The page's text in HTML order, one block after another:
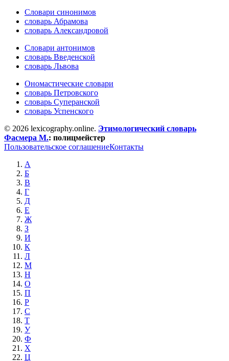
Словари синонимов
словарь Абрамова
словарь Александровой
Словари антонимов
словарь Введенской
словарь Львова
Ономастические словари
словарь Петровского
словарь Суперанской
словарь Успенского
© 2026 lexicography.online. Этимологический словарь
Фасмера М.: полицмейстер
Пользовательское соглашениеКонтакты
А
Б
В
Г
Д
Е
Ж
З
И
К
Л
М
Н
О
П
Р
С
Т
У
Ф
Х
Ц